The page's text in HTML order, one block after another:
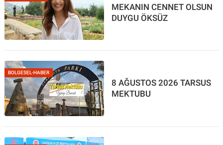
MEKANIN CENNET OLSUN
DUYGU ÖKSÜZ
BOLGESEL-HABER
8 AĞUSTOS 2026 TARSUS
MEKTUBU